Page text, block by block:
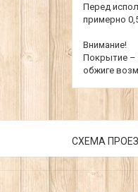
Перед
примерно
Внимание!
Покрытие –
обжиге
СХЕМА